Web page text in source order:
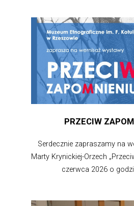
PRZECIW
Serdecznie zapraszamy na
Marty Krynickiej-Orzech
czerwca 2026 o